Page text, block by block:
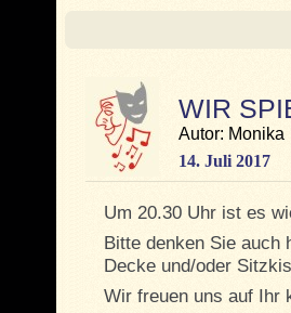
WIR
Autor: Monika
14. Juli 2017
Um 20.30 Uhr ist es
Bitte denken Sie auch
Decke und/oder
Wir freuen uns auf Ihr